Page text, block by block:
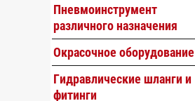
Пневмоинструмент
различного назначения
Окрасочное оборудование
Гидравлические шланги и
фитинги